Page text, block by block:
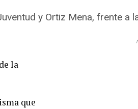
y Ortiz Mena, frente a
la
que